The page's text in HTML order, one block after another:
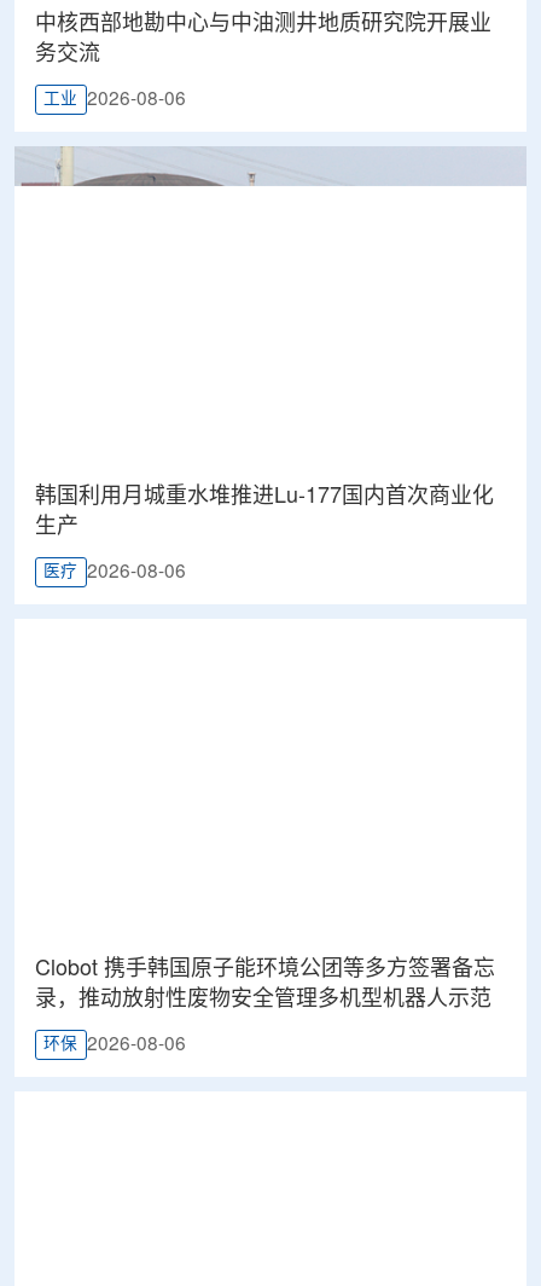
中核西部地勘中心与中油测井地质研究院开展业
务交流
工业 2026-08-06
韩国利用月城重水堆推进Lu-177国内首次商业化
生产
医疗 2026-08-06
Clobot 携手韩国原子能环境公团等多方签署备忘
录，推动放射性废物安全管理多机型机器人示范
环保 2026-08-06